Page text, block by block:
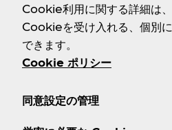
※SNSにてイベントの様子を投稿
Cookie利用に関する詳細は
Cookieを受け入れる、個別
できます。
Cookie ポリシー
同意設定の管理